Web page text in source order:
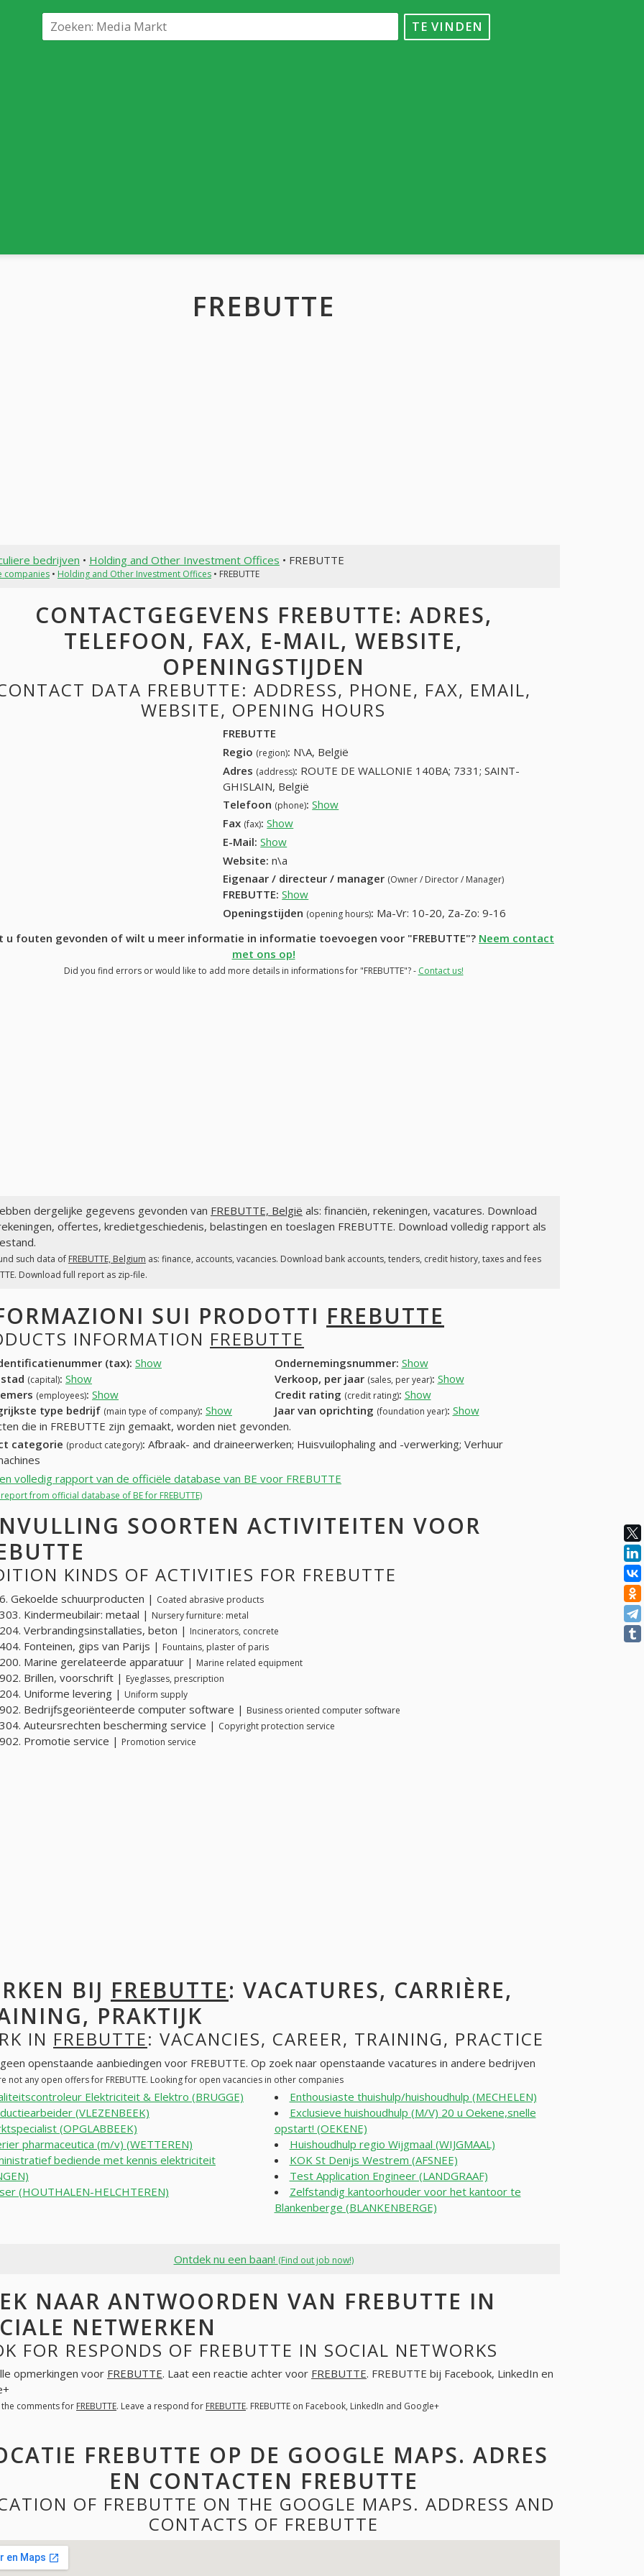
TE VINDEN
FREBUTTE
bedrijven • Holding and Other Investment Offices • FREBUTTE
companies• Holding and Other Investment Offices• FREBUTTE
CONTACTGEGEVENS FREBUTTE: ADRES,
TELEFOON, FAX, E-MAIL, WEBSITE,
OPENINGSTIJDEN
DATA FREBUTTE: ADDRESS, PHONE, FAX, EMAIL,
WEBSITE, OPENING HOURS
FREBUTTE
Regio (region): N\A, België
Adres (address): ROUTE DE WALLONIE 140BA; 7331; SAINT-
GHISLAIN, België
Telefoon (phone): Show
Fax (fax): Show
E-Mail: Show
Website: n\a
Eigenaar / directeur / manager (Owner / Director / Manager)
FREBUTTE: Show
Openingstijden (opening hours): Ma-Vr: 10-20, Za-Zo: 9-16
u fouten gevonden of wilt u meer informatie in informatie toevoegen voor "FREBUTTE"? Neem contact
met ons op!
Did you find errors or would like to add more details in informations for "FREBUTTE"? - Contact us!
dergelijke gegevens gevonden van FREBUTTE, België als: financiën, rekeningen, vacatures. Download
offertes, kredietgeschiedenis, belastingen en toeslagen FREBUTTE. Download volledig rapport als
such data of FREBUTTE, Belgium as: finance, accounts, vacancies. Download bank accounts, tenders, credit history, taxes and fees
Download full report as zip-file.
SUI PRODOTTI FREBUTTE
INFORMATION FREBUTTE
(tax): Show Ondernemingsnummer: Show
(capital): Show Verkoop, per jaar (sales, per year): Show
(employees): Show Credit rating (credit rating): Show
type bedrijf (main type of company): Show Jaar van oprichting (foundation year): Show
die in FREBUTTE zijn gemaakt, worden niet gevonden.
categorie (product category): Afbraak- and draineerwerken; Huisvuilophaling and -verwerking; Verhuur
volledig rapport van de officiële database van BE voor FREBUTTE
from official database of BE for FREBUTTE)
SOORTEN ACTIVITEITEN VOOR
KINDS OF ACTIVITIES FOR FREBUTTE
Gekoelde schuurproducten | Coated abrasive products
Kindermeubilair: metaal | Nursery furniture: metal
Verbrandingsinstallaties, beton | Incinerators, concrete
Fonteinen, gips van Parijs | Fountains, plaster of paris
Marine gerelateerde apparatuur | Marine related equipment
Brillen, voorschrift | Eyeglasses, prescription
Uniforme levering | Uniform supply
Bedrijfsgeoriënteerde computer software | Business oriented computer software
Auteursrechten bescherming service | Copyright protection service
Promotie service | Promotion service
BIJ FREBUTTE: VACATURES, CARRIÈRE,
PRAKTIJK
IN FREBUTTE: VACANCIES, CAREER, TRAINING, PRACTICE
openstaande aanbiedingen voor FREBUTTE. Op zoek naar openstaande vacatures in andere bedrijven
not any open offers for FREBUTTE. Looking for open vacancies in other companies
Elektriciteit & Elektro (BRUGGE)
(VLEZENBEEK)
(OPGLABBEEK)
pharmaceutica (m/v) (WETTEREN)
bediende met kennis elektriciteit
(HOUTHALEN-HELCHTEREN)
Enthousiaste thuishulp/huishoudhulp (MECHELEN)
Exclusieve huishoudhulp (M/V) 20 u Oekene,snelle
opstart! (OEKENE)
Huishoudhulp regio Wijgmaal (WIJGMAAL)
KOK St Denijs Westrem (AFSNEE)
Test Application Engineer (LANDGRAAF)
Zelfstandig kantoorhouder voor het kantoor te
Blankenberge (BLANKENBERGE)
Ontdek nu een baan! (Find out job now!)
NAAR ANTWOORDEN VAN FREBUTTE IN
NETWERKEN
FOR RESPONDS OF FREBUTTE IN SOCIAL NETWORKS
opmerkingen voor FREBUTTE. Laat een reactie achter voor FREBUTTE. FREBUTTE bij Facebook, LinkedIn en
the comments for FREBUTTE. Leave a respond for FREBUTTE. FREBUTTE on Facebook, LinkedIn and Google+
FREBUTTE OP DE GOOGLE MAPS. ADRES
EN CONTACTEN FREBUTTE
OF FREBUTTE ON THE GOOGLE MAPS. ADDRESS AND
CONTACTS OF FREBUTTE